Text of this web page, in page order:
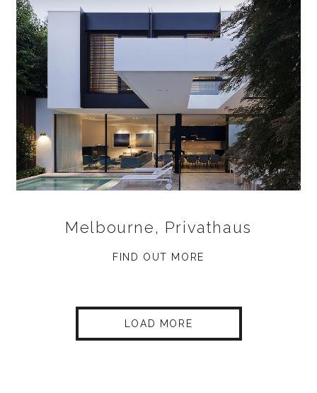
Melbourne, Privathaus
FIND OUT MORE
LOAD MORE